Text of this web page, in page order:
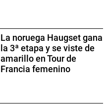
La noruega Haugset gana
la 3ª etapa y se viste de
amarillo en Tour de
Francia femenino